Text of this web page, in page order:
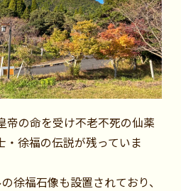
帝の命を受け不老不死の仙薬
・徐福の伝説が残っていま
徐福石像も設置されており、